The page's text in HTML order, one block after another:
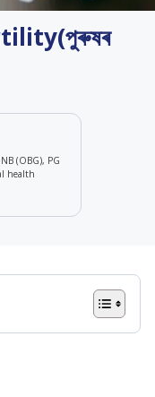
(OBG), PG
health